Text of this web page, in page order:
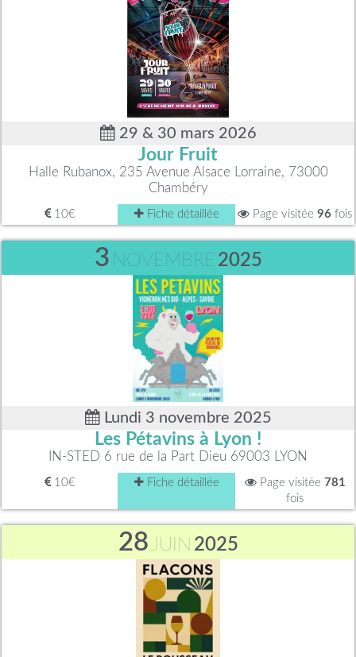
29 & 30 mars 2026
Jour Fruit
Halle Rubanox, 235 Avenue Alsace Lorraine, 73000
Chambéry
10€ Fiche détaillée Page visitée 96 fois
3 NOVEMBRE 2025
Lundi 3 novembre 2025
Les Pétavins à Lyon !
IN-STED 6 rue de la Part Dieu 69003 LYON
10€ Fiche détaillée Page visitée 781
fois
28JUIN 2025